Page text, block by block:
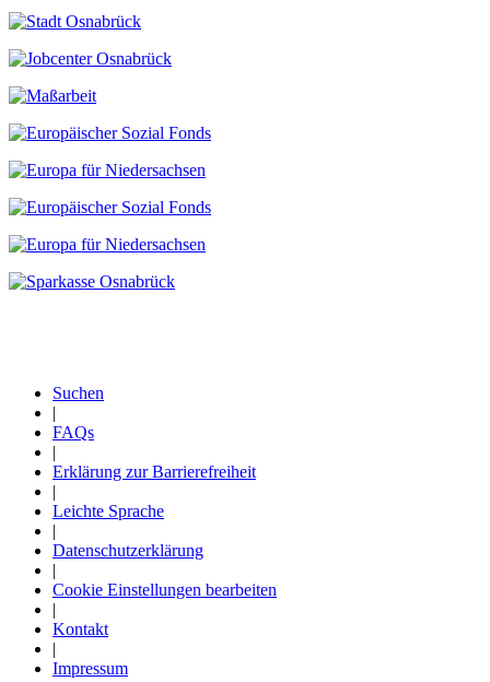
Fußzeile
Suchen
|
FAQs
|
Erklärung zur Barrierefreiheit
|
Leichte Sprache
|
Datenschutzerklärung
|
Cookie Einstellungen bearbeiten
|
Kontakt
|
Impressum